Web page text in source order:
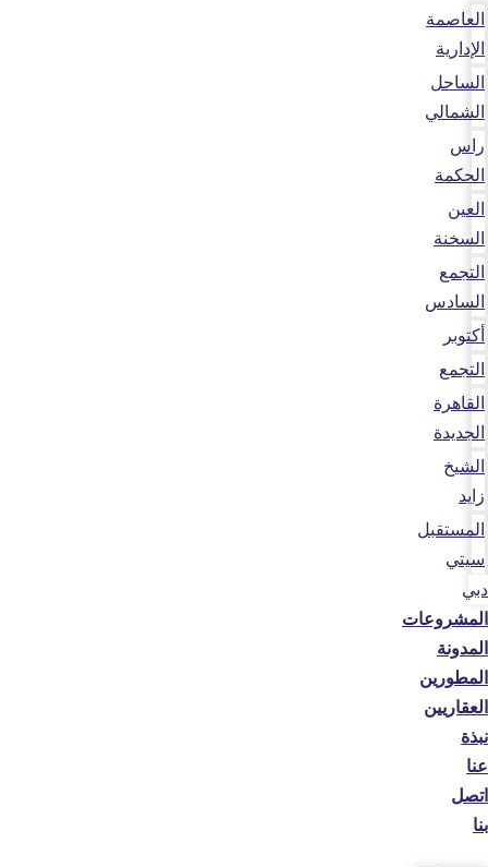
العاصمة
الإدارية
الساحل
الشمالي
راس
الحكمة
العين
السخنة
التجمع
السادس
أكتوبر
التجمع
القاهرة
الجديدة
الشيخ
زايد
المستقبل
سيتي
دبي
المشروعات
المدونة
المطورين
العقاريين
نبذة
عنا
اتصل
بنا